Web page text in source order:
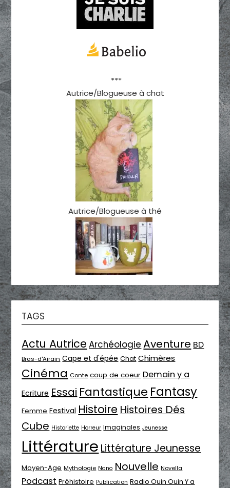
***
Autrice/Blogueuse à chat
Autrice/Blogueuse à thé
TAGS
Actu Autrice Archéologie Aventure BD
Bras-d'Airain Cape et d'épée Chat Chimères
Cinéma Conte coup de coeur Demain y a
Ecriture Essai Fantastique Fantasy
Femme Festival Histoire Histoires Dés
Cube Historiette Horreur Imaginales Jeunesse
Littérature Littérature Jeunesse
Moyen-Age Mythologie Nano Nouvelle Novella
Podcast Préhistoire Publication Radio Ouin Ouin Y a